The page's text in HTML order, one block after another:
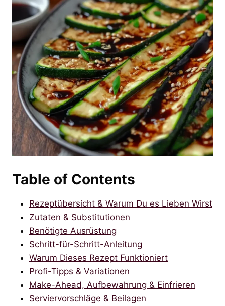
Table of Contents
Rezeptübersicht & Warum Du es Lieben Wirst
Zutaten & Substitutionen
Benötigte Ausrüstung
Schritt-für-Schritt-Anleitung
Warum Dieses Rezept Funktioniert
Profi-Tipps & Variationen
Make-Ahead, Aufbewahrung & Einfrieren
Serviervorschläge & Beilagen